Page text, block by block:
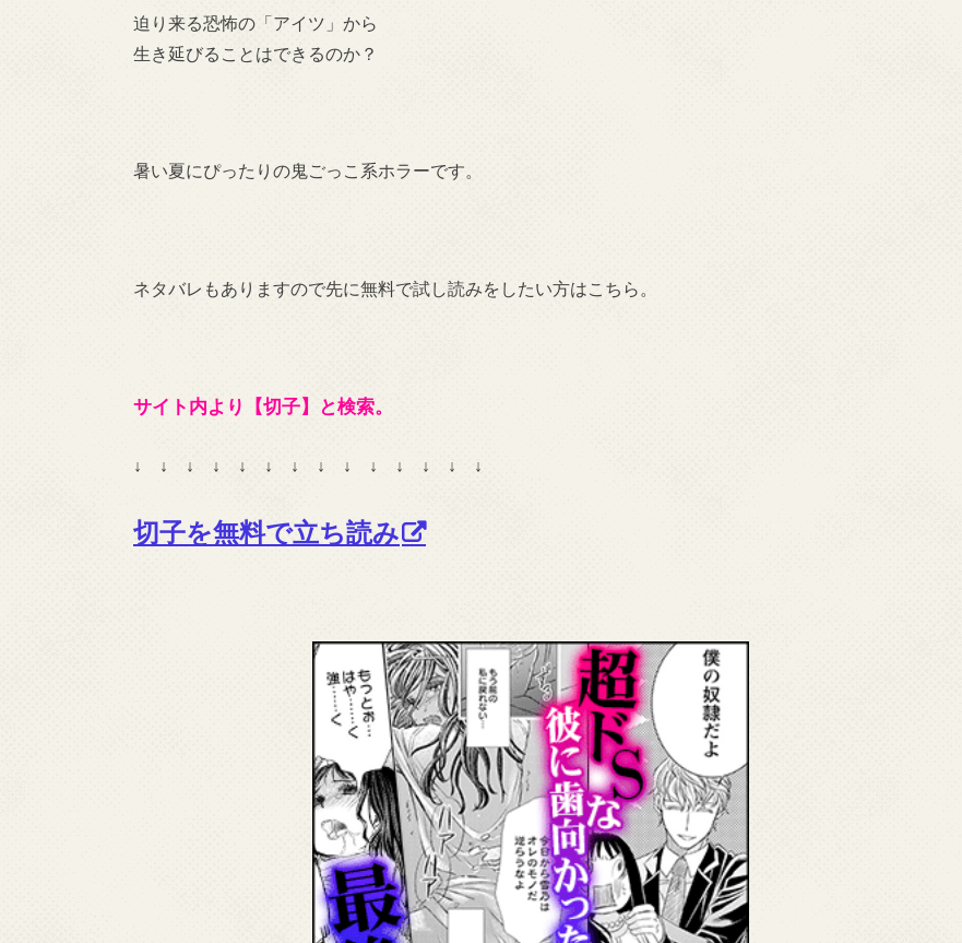
迫り来る恐怖の「アイツ」から
生き延びることはできるのか？
暑い夏にぴったりの鬼ごっこ系ホラーです。
ネタバレもありますので先に無料で試し読みをしたい方はこちら。
サイト内より【切子】と検索。
↓ ↓ ↓ ↓ ↓ ↓ ↓ ↓ ↓ ↓ ↓ ↓ ↓ ↓
切子を無料で立ち読み